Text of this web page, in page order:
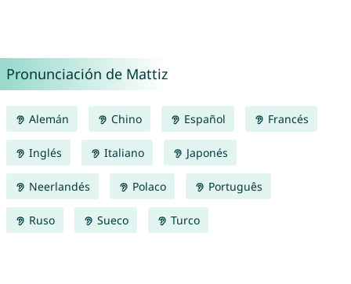
Pronunciación de Mattiz
Alemán Chino Español Francés
Inglés Italiano Japonés
Neerlandés Polaco Português
Ruso Sueco Turco